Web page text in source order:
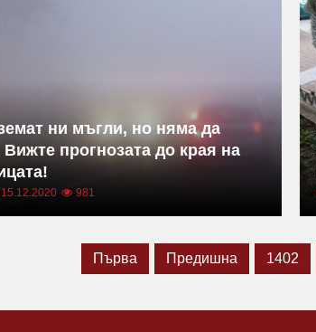
ни мъгли, но няма да
Вижте прогнозата до края на
981
Първа Предишна 1402